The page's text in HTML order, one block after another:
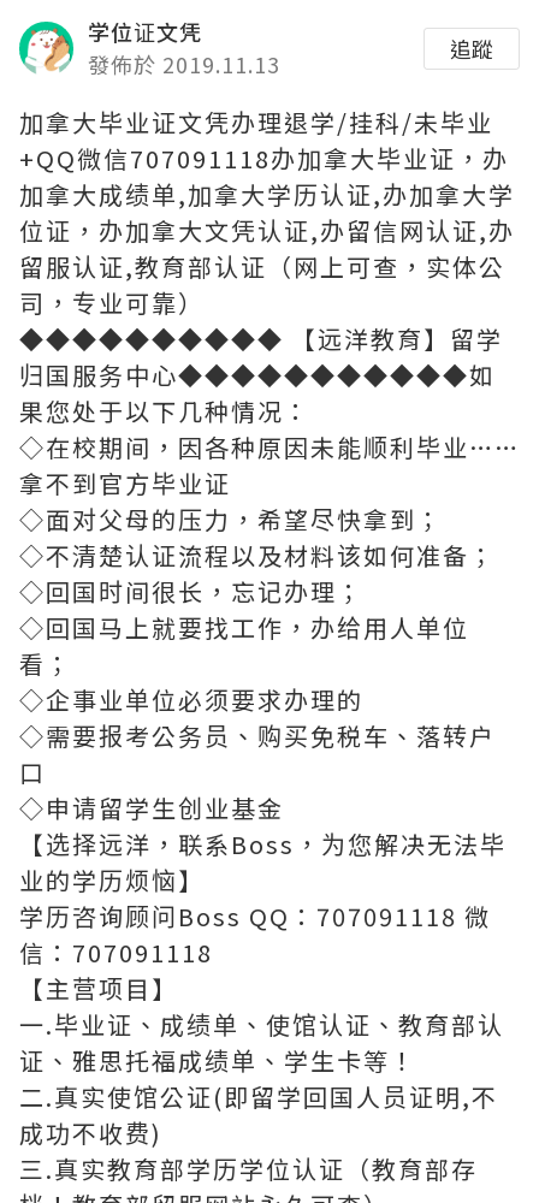
学位证文凭
發佈於 2019.11.13
追蹤
加拿大毕业证文凭办理退学/挂科/未毕业
+QQ微信707091118办加拿大毕业证，办
加拿大成绩单,加拿大学历认证,办加拿大学
位证，办加拿大文凭认证,办留信网认证,办
留服认证,教育部认证（网上可查，实体公
司，专业可靠）
◆◆◆◆◆◆◆◆◆◆ 【远洋教育】留学
归国服务中心◆◆◆◆◆◆◆◆◆◆◆如
果您处于以下几种情况：
◇在校期间，因各种原因未能顺利毕业……
拿不到官方毕业证
◇面对父母的压力，希望尽快拿到；
◇不清楚认证流程以及材料该如何准备；
◇回国时间很长，忘记办理；
◇回国马上就要找工作，办给用人单位
看；
◇企事业单位必须要求办理的
◇需要报考公务员、购买免税车、落转户
口
◇申请留学生创业基金
【选择远洋，联系Boss，为您解决无法毕
业的学历烦恼】
学历咨询顾问Boss QQ：707091118 微
信：707091118
【主营项目】
一.毕业证、成绩单、使馆认证、教育部认
证、雅思托福成绩单、学生卡等！
二.真实使馆公证(即留学回国人员证明,不
成功不收费)
三.真实教育部学历学位认证（教育部存